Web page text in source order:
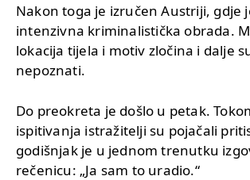
Nakon toga je izručen Austriji, gdje
intenzivna kriminalistička obrada.
lokacija tijela i motiv zločina i dalje
nepoznati.
Do preokreta je došlo u petak.
ispitivanja istražitelji su pojačali
godišnjak je u jednom trenutku
rečenicu: „Ja sam to uradio.“